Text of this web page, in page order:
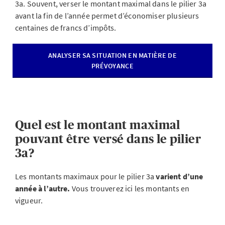
3a. Souvent, verser le montant maximal dans le pilier 3a
avant la fin de l’année permet d’économiser plusieurs
centaines de francs d’impôts.
ANALYSER SA SITUATION EN MATIÈRE DE
PRÉVOYANCE
Quel est le montant maximal
pouvant être versé dans le pilier
3a?
Les montants maximaux pour le pilier 3avarient d’une
année à l’autre. Vous trouverez ici les montants en
vigueur.